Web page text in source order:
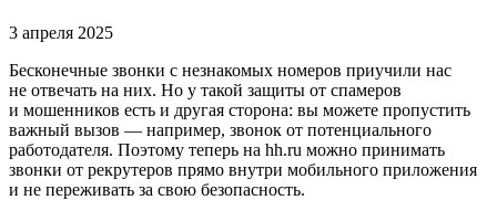
3 апреля 2025
Бесконечные звонки с незнакомых номеров приучили нас
не отвечать на них. Но у такой защиты от спамеров
и мошенников есть и другая сторона: вы можете пропустить
важный вызов — например, звонок от потенциального
работодателя. Поэтому теперь на hh.ru можно принимать
звонки от рекрутеров прямо внутри мобильного приложения
и не переживать за свою безопасность.